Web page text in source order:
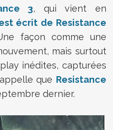
3, qui vient en
écrit de Resistance
façon comme une
mais surtout
inédites, capturées
que Resistance
dernier.